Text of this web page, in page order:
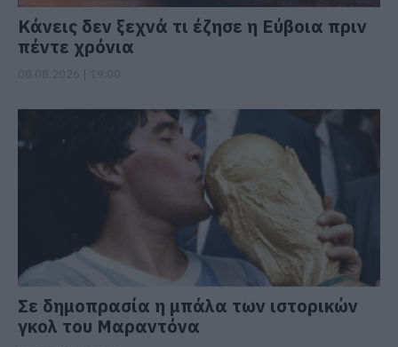
Κάνεις δεν ξεχνά τι έζησε η Εύβοια πριν
πέντε χρόνια
Σε δημοπρασία η μπάλα των ιστορικών
γκολ του Μαραντόνα